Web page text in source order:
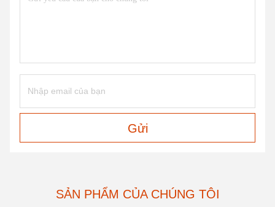
Gửi
SẢN PHẨM CỦA CHÚNG TÔI